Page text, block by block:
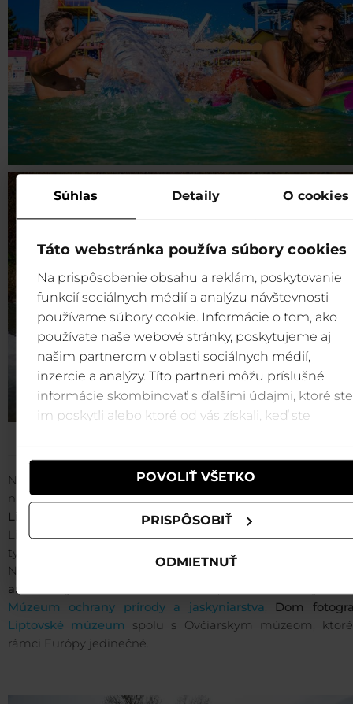
Súhlas Detaily O cookies
Táto webstránka používa súbory cookies
Na prispôsobenie obsahu a reklám, poskytovanie
funkcií sociálnych médií a analýzu návštevnosti
používame súbory cookie. Informácie o tom, ako
používate naše webové stránky, poskytujeme aj
našim partnerom v oblasti sociálnych médií,
inzercie a analýzy. Títo partneri môžu príslušné
informácie skombinovať s ďalšími údajmi, ktoré ste
im poskytli alebo ktoré od vás získali, keď ste
POVOLIŤ VŠETKO
PRISPÔSOBIŤ
ODMIETNUŤ
Návštevník zaujímajúci sa o históriusi príde na
návšteváchhradov Likava,Liptovský starý hrada
Liptovskom Hrádku
, ako ajkeltského osídlenia
Liptovskou Marou adedinky Vlkolínec, ktorá je kvôli
typickej architektúre chránená štatútom
Navštevované sú aj
Múzeu liptovskej dediny
artikulárny kostol vo Svätom Kríži
Múzeum ochrany prírody a jaskyniarstva,
Dom
Liptovské múzeum
spolu s Ovčiarskym múzeom,
rámci Európy jedinečné.